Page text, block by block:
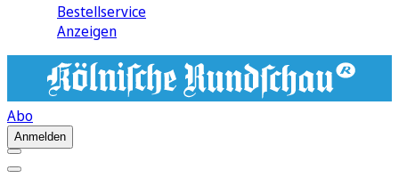
Bestellservice
Anzeigen
Abo
Anmelden